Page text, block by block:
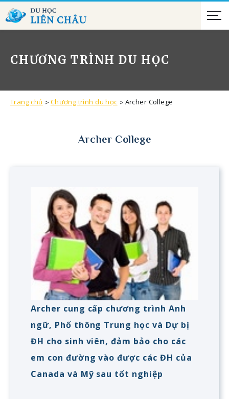
CHƯƠNG TRÌNH DU HỌC
Trang chủ Chương trình du học Archer College
Archer College
Archer cung cấp chương trình Anh
ngữ, Phổ thông Trung học và Dự bị
ĐH cho sinh viên, đảm bảo cho các
em con đường vào được các ĐH của
Canada và Mỹ sau tốt nghiệp